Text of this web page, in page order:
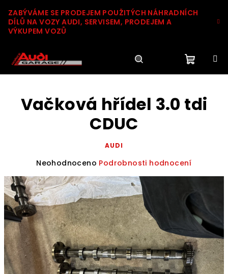
na
obsah
ZABÝVÁME SE PRODEJEM POUŽITÝCH NÁHRADNÍCH
DÍLŮ NA VOZY AUDI, SERVISEM, PRODEJEM A
VÝKUPEM VOZŮ
HledatPřihlášení
košík
Vačková hřídel 3.0 tdi
CDUC
AUDI
Průměrné
produktu
je
0,0
z
5
hvězdiček.
Neohodnoceno Podrobnosti hodnocení